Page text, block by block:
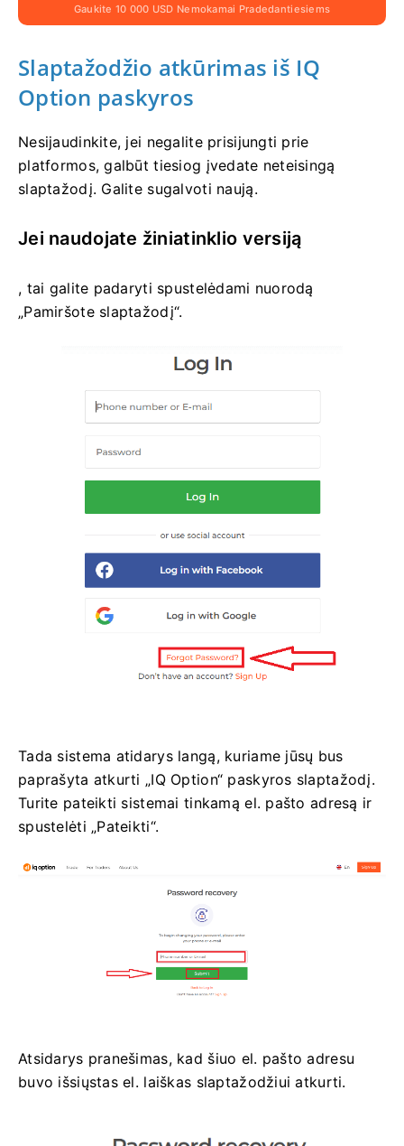
Gaukite 10 000 USD Nemokamai Pradedantiesiems
Slaptažodžio atkūrimas iš IQ
Option paskyros
Nesijaudinkite, jei negalite prisijungti prie
platformos, galbūt tiesiog įvedate neteisingą
slaptažodį. Galite sugalvoti naują.
Jei naudojate žiniatinklio versiją
, tai galite padaryti spustelėdami nuorodą
„Pamiršote slaptažodį“.
Tada sistema atidarys langą, kuriame jūsų bus
paprašyta atkurti „IQ Option“ paskyros slaptažodį.
Turite pateikti sistemai tinkamą el. pašto adresą ir
spustelėti „Pateikti“.
Atsidarys pranešimas, kad šiuo el. pašto adresu
buvo išsiųstas el. laiškas slaptažodžiui atkurti.